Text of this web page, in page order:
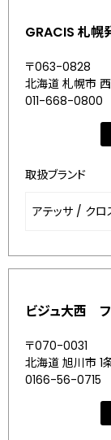
GRACIS 札幌
〒063-0828
北海道 札幌市
011-668-0800
取扱ブランド
アテッサ / クロ
ビジュ大西
〒070-0031
北海道 旭川市 1
0166-56-0715